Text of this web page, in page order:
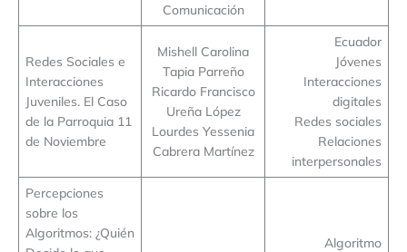
Comunicación
Redes Sociales e
Interacciones
Juveniles. El Caso
de la Parroquia 11
de Noviembre
Mishell Carolina
Tapia Parreño
Ricardo Francisco
Ureña López
Lourdes Yessenia
Cabrera Martínez
Ecuador
Jóvenes
Interacciones
digitales
Redes sociales
Relaciones
interpersonales
Percepciones
sobre los
Algoritmos: ¿Quién
Algoritmo